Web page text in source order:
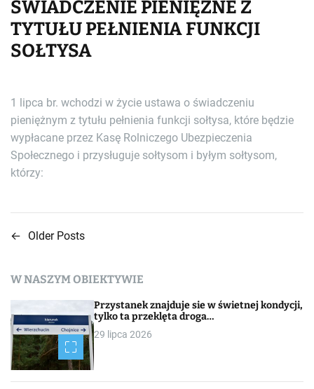
ŚWIADCZENIE PIENIĘŻNE Z
TYTUŁU PEŁNIENIA FUNKCJI
SOŁTYSA
1 lipca br. wchodzi w życie ustawa o świadczeniu
pieniężnym z tytułu pełnienia funkcji sołtysa, które będzie
wypłacane przez Kasę Rolniczego Ubezpieczenia
Społecznego i przysługuje sołtysom i byłym sołtysom,
którzy:
N
i
g
a
← Older Posts
W NASZYM OBIEKTYWIE
Przystanek znajduje sie w świetnej kondycji,
tylko ta przeklęta droga…
29 lipca 2026